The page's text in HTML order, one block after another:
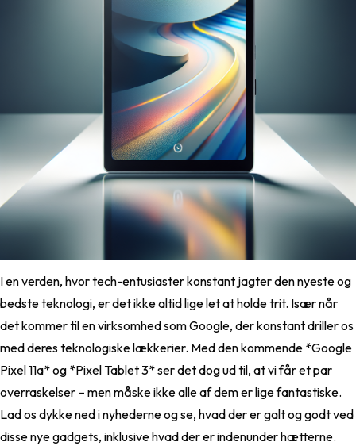
I en verden, hvor tech-entusiaster konstant jagter den nyeste og
bedste teknologi, er det ikke altid lige let at holde trit. Især når
det kommer til en virksomhed som Google, der konstant driller os
med deres teknologiske lækkerier. Med den kommende *Google
Pixel 11a* og *Pixel Tablet 3* ser det dog ud til, at vi får et par
overraskelser – men måske ikke alle af dem er lige fantastiske.
Lad os dykke ned i nyhederne og se, hvad der er galt og godt ved
disse nye gadgets, inklusive hvad der er indenunder hætterne.